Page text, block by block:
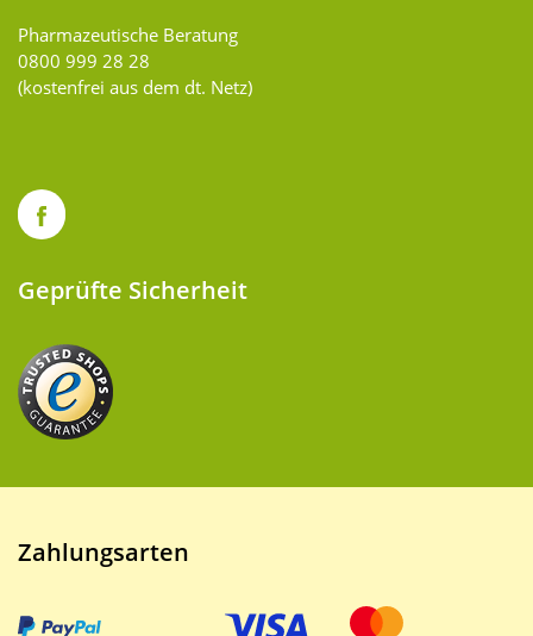
Pharmazeutische Beratung
0800 999 28 28
(kostenfrei aus dem dt. Netz)
Geprüfte Sicherheit
Zahlungsarten